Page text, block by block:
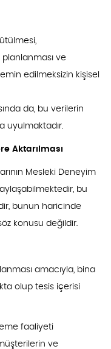
planlanması ve
edilmeksizin kişisel
da, bu verilerin
uyulmaktadır.
Aktarılması
Mesleki Deneyim
bu
bunun haricinde
konusu değildir.
amacıyla, bina
olup tesis içerisi
faaliyeti
ve